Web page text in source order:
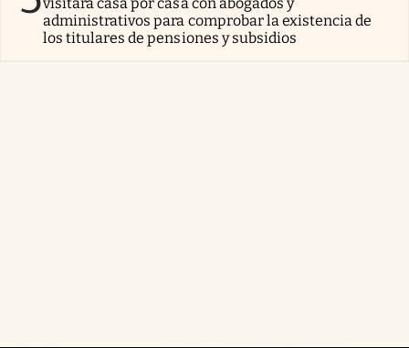
administrativos para comprobar la existencia de
los titulares de pensiones y subsidios